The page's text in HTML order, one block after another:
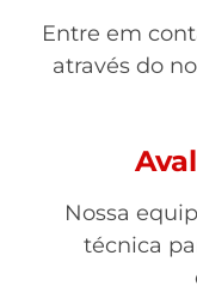
Entre em
através do
Nossa
técnica